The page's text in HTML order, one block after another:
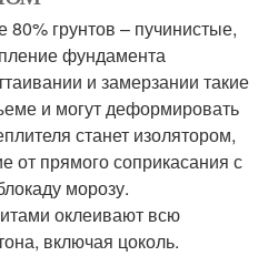
80% грунтов – пучинистые,
фундамента
и замерзании такие
и могут деформировать
станет изолятором,
от прямого соприкасания с
морозу.
оклеивают всю
включая цоколь.